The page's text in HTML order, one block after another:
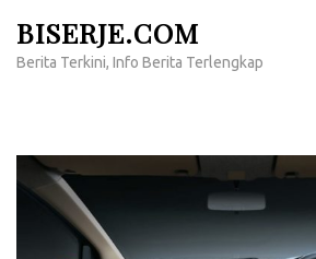
konten
BISERJE.COM
Berita Terkini, Info Berita Terlengkap